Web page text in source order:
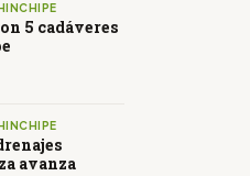
5 cadáveres
avanza